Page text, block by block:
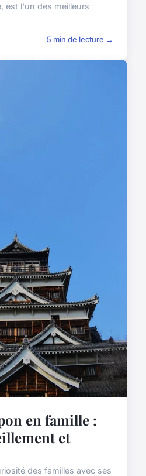
est l'un des meilleurs
5 min de lecture →
en famille :
et
des familles avec ses